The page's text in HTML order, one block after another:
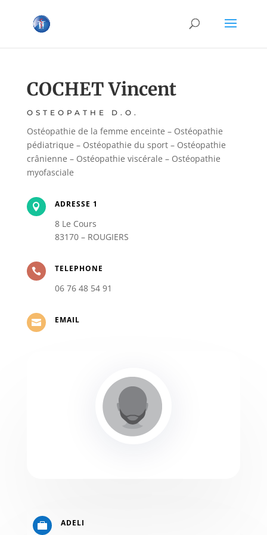
COCHET Vincent
OSTEOPATHE D.O.
Ostéopathie de la femme enceinte – Ostéopathie
pédiatrique – Ostéopathie du sport – Ostéopathie
crânienne – Ostéopathie viscérale – Ostéopathie
myofasciale
 ADRESSE 1
8 Le Cours
83170 – ROUGIERS
 TELEPHONE
06 76 48 54 91
 EMAIL
 ADELI